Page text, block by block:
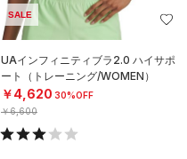
SALE
UAインフィニティブラ2.0 ハイサポ
ート（トレーニング/WOMEN）
￥4,620 30%OFF
￥6,600